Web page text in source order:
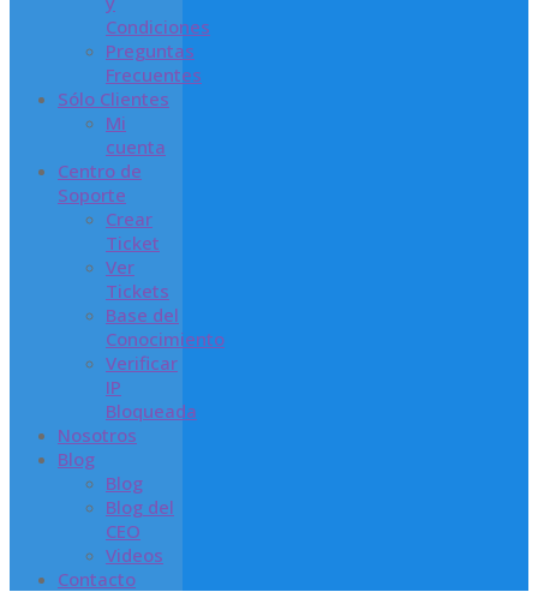
Condiciones
Preguntas
Frecuentes
Sólo Clientes
Mi
cuenta
Centro de
Soporte
Crear
Ticket
Ver
Tickets
Base del
Conocimiento
Verificar
IP
Bloqueada
Nosotros
Blog
Blog
Blog del
CEO
Videos
Contacto